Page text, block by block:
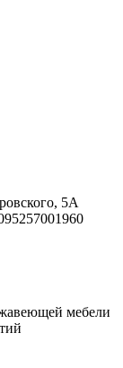
5А
мебели